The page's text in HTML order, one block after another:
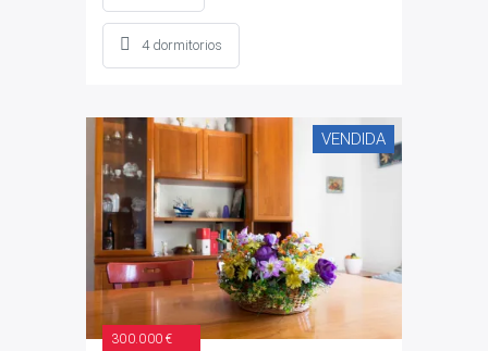
4 dormitorios
VENDIDA
300.000 €